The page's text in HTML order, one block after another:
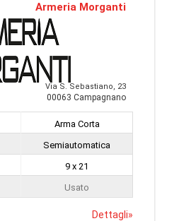
Armeria Morganti
Via S. Sebastiano, 23
00063 Campagnano
Arma Corta
Semiautomatica
9 x 21
Usato
Dettagli»